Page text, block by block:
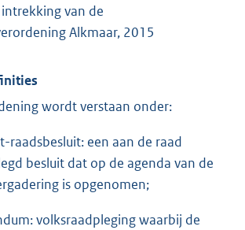
van de
Alkmaar, 2015
wordt verstaan onder:
raadsbesluit: een aan de raad
besluit dat op de agenda van de
is opgenomen;
volksraadpleging waarbij de